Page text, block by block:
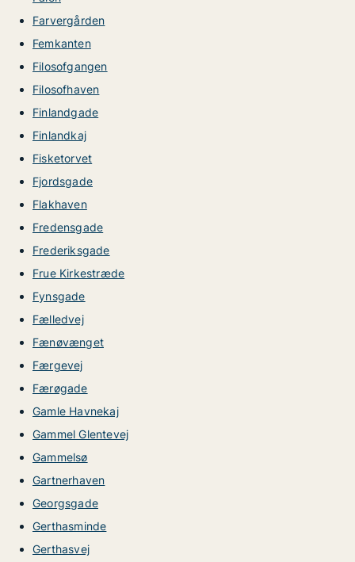
Farvergården
Femkanten
Filosofgangen
Filosofhaven
Finlandgade
Finlandkaj
Fisketorvet
Fjordsgade
Flakhaven
Fredensgade
Frederiksgade
Frue Kirkestræde
Fynsgade
Fælledvej
Fænøvænget
Færgevej
Færøgade
Gamle Havnekaj
Gammel Glentevej
Gammelsø
Gartnerhaven
Georgsgade
Gerthasminde
Gerthasvej